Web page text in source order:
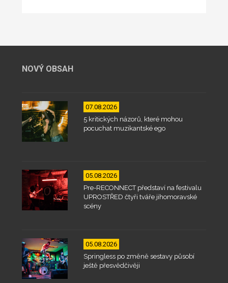
NOVÝ OBSAH
07.08.2026
5 kritických názorů, které mohou
pocuchat muzikantské ego
05.08.2026
Pre-RECONNECT představí na festivalu
UPROSTŘED čtyři tváře jihomoravské
scény
05.08.2026
Springless po změně sestavy působí
ještě přesvědčivěji